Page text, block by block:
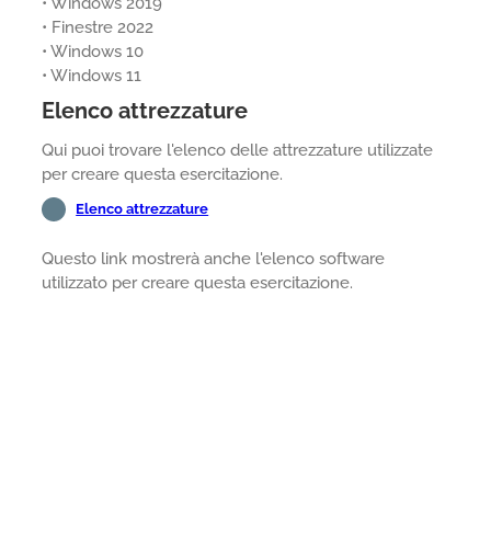
• Finestre 2022
• Windows 10
• Windows 11
Elenco attrezzature
Qui puoi trovare l'elenco delle attrezzature utilizzate
per creare questa esercitazione.
Elenco attrezzature
Questo link mostrerà anche l'elenco software
utilizzato per creare questa esercitazione.